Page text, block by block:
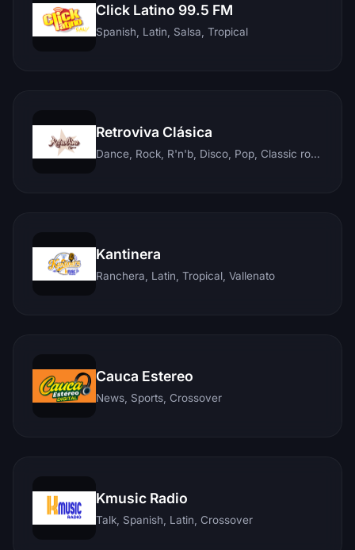
Click Latino 99.5 FM
Spanish, Latin, Salsa, Tropical
Retroviva Clásica
Dance, Rock, R'n'b, Disco, Pop, Classic rock, Techno, Reggae
Kantinera
Ranchera, Latin, Tropical, Vallenato
Cauca Estereo
News, Sports, Crossover
Kmusic Radio
Talk, Spanish, Latin, Crossover